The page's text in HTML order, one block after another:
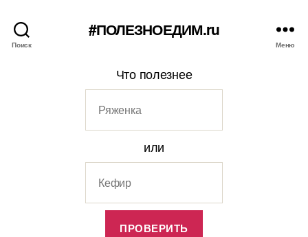
Поиск
#ПОЛЕЗНОЕДИМ.ru
Меню
Что полезнее
или